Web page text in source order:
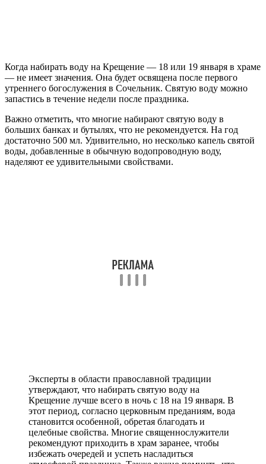
Когда набирать воду на Крещение — 18 или 19 января в храме
— не имеет значения. Она будет освящена после первого
утреннего богослужения в Сочельник. Святую воду можно
запастись в течение недели после праздника.
Важно отметить, что многие набирают святую воду в
больших банках и бутылях, что не рекомендуется. На год
достаточно 500 мл. Удивительно, но несколько капель святой
воды, добавленные в обычную водопроводную воду,
наделяют ее удивительными свойствами.
Эксперты в области православной традиции
утверждают, что набирать святую воду на
Крещение лучше всего в ночь с 18 на 19 января. В
этот период, согласно церковным преданиям, вода
становится особенной, обретая благодать и
целебные свойства. Многие священнослужители
рекомендуют приходить в храм заранее, чтобы
избежать очередей и успеть насладиться